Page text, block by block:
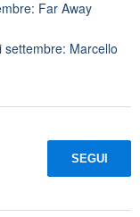
Far Away
settembre: Marcello
SEGUI